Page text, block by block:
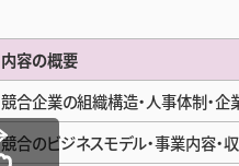
内容の概要
競合企業の組織構造・人事体制・
競合のビジネスモデル・事業内容・